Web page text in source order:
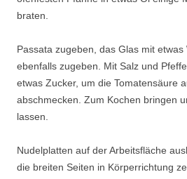
braten.
Passata zugeben, das Glas mit
ebenfalls zugeben. Mit Salz und
etwas Zucker, um die Tomatensäure
abschmecken. Zum Kochen bringen
lassen.
Nudelplatten auf der Arbeitsfläche
die breiten Seiten in Körperrichtung